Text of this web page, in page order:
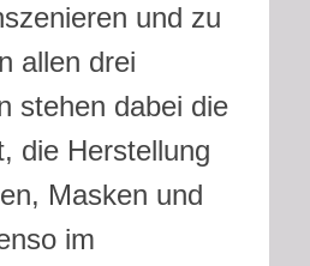
und zu
allen drei
stehen dabei die
die Herstellung
Masken und
im